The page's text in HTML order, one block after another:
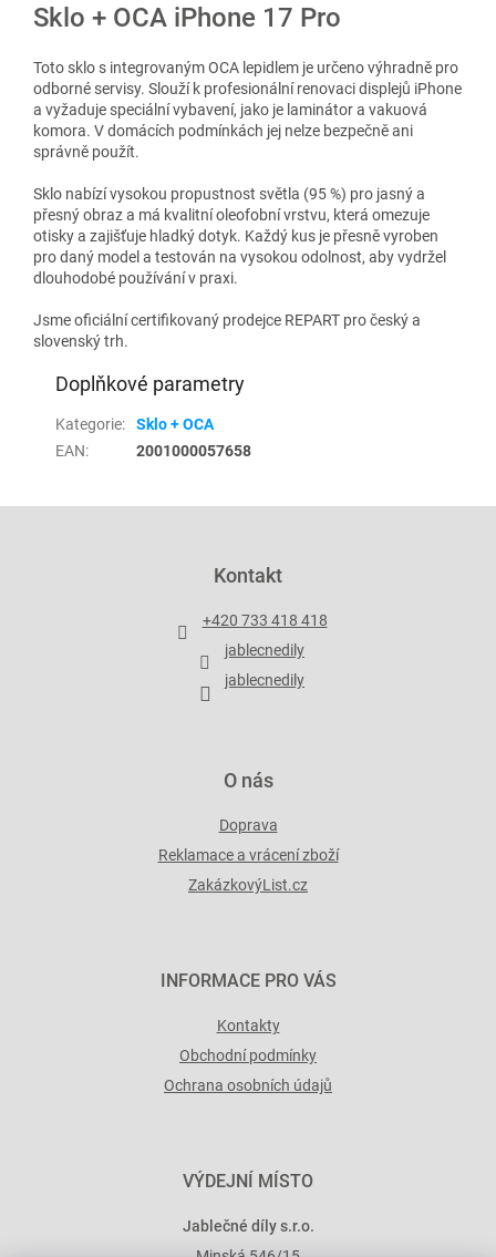
Sklo + OCA iPhone 17 Pro
Toto sklo s integrovaným OCA lepidlem je určeno výhradně pro
odborné servisy. Slouží k profesionální renovaci displejů iPhone
a vyžaduje speciální vybavení, jako je laminátor a vakuová
komora. V domácích podmínkách jej nelze bezpečně ani
správně použít.
Sklo nabízí vysokou propustnost světla (95 %) pro jasný a
přesný obraz a má kvalitní oleofobní vrstvu, která omezuje
otisky a zajišťuje hladký dotyk. Každý kus je přesně vyroben
pro daný model a testován na vysokou odolnost, aby vydržel
dlouhodobé používání v praxi.
Jsme oficiální certifikovaný prodejce REPART pro český a
slovenský trh.
Doplňkové parametry
Kategorie:
Sklo + OCA
EAN: 2001000057658
Kontakt
+420 733 418 418
jablecnedily
jablecnedily
O nás
Doprava
Reklamace a vrácení zboží
ZakázkovýList.cz
INFORMACE PRO VÁS
Kontakty
Obchodní podmínky
Ochrana osobních údajů
VÝDEJNÍ MÍSTO
Jablečné díly s.r.o.